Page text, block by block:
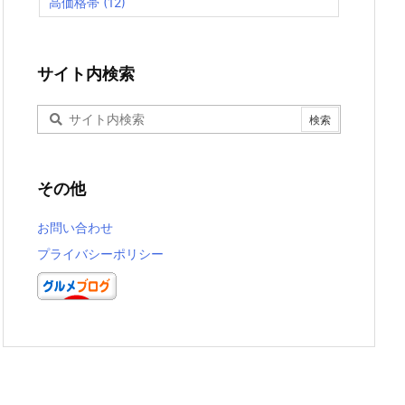
サイト内検索
その他
お問い合わせ
プライバシーポリシー